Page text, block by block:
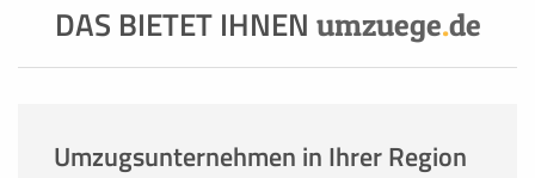
DAS BIETET IHNEN umzuege.de
Umzugsunternehmen in Ihrer Region